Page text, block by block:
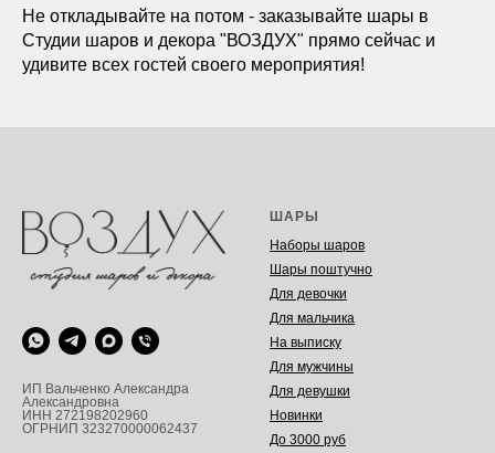
Не откладывайте на потом - заказывайте шары в
Студии шаров и декора "ВОЗДУХ" прямо сейчас и
удивите всех гостей своего мероприятия!
ИП Вальченко Александра
Александровна
ИНН 272198202960
ОГРНИП 323270000062437
ШАРЫ
Наборы шаров
Шары поштучно
Для девочки
Для мальчика
На выписку
Для мужчины
Для девушки
Новинки
До 3000 руб